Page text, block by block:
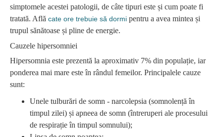
simptomele acestei patologii, de câte tipuri este și cum poate fi
tratată. Află cate ore trebuie să dormi pentru a avea mintea și
trupul sănătoase și pline de energie.
Cauzele hipersomniei
Hipersomnia este prezentă la aproximativ 7% din populație, iar
ponderea mai mare este în rândul femeilor. Principalele cauze
sunt:
Unele tulburări de somn - narcolepsia (somnolență în
timpul zilei) și apneea de somn (întreruperi ale procesului
de respirație în timpul somnului);